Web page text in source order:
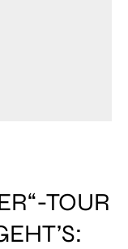
TOUR